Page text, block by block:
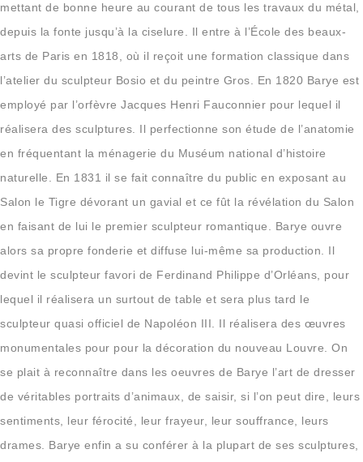
mettant de bonne heure au courant de tous les travaux du métal,
depuis la fonte jusqu’à la ciselure. Il entre à l’École des beaux-
arts de Paris en 1818, où il reçoit une formation classique dans
l’atelier du sculpteur Bosio et du peintre Gros. En 1820 Barye est
employé par l’orfèvre Jacques Henri Fauconnier pour lequel il
réalisera des sculptures. Il perfectionne son étude de l’anatomie
en fréquentant la ménagerie du Muséum national d’histoire
naturelle. En 1831 il se fait connaître du public en exposant au
Salon le Tigre dévorant un gavial et ce fût la révélation du Salon
en faisant de lui le premier sculpteur romantique. Barye ouvre
alors sa propre fonderie et diffuse lui-même sa production. Il
devint le sculpteur favori de Ferdinand Philippe d’Orléans, pour
lequel il réalisera un surtout de table et sera plus tard le
sculpteur quasi officiel de Napoléon III. Il réalisera des œuvres
monumentales pour pour la décoration du nouveau Louvre. On
se plait à reconnaître dans les oeuvres de Barye l’art de dresser
de véritables portraits d’animaux, de saisir, si l’on peut dire, leurs
sentiments, leur férocité, leur frayeur, leur souffrance, leurs
drames. Barye enfin a su conférer à la plupart de ses sculptures,